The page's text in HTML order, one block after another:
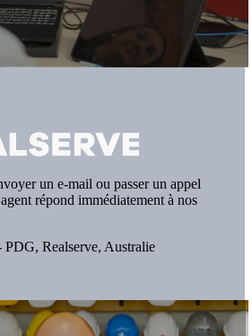
un e-mail ou passer un appel
répond immédiatement à nos
PDG, Realserve, Australie